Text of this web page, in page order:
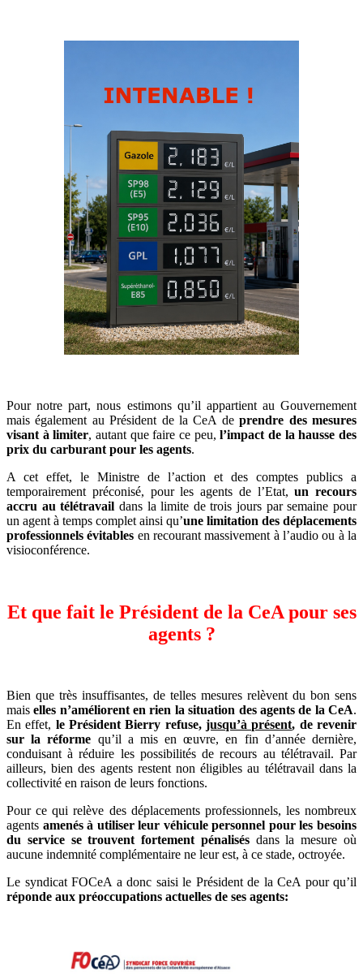
Pour notre part, nous estimons qu’il appartient au Gouvernement
mais également au Président de la CeA deprendre des mesures
visant à limiter, autant que faire ce peu,l’impact de la hausse des
prix du carburant pour les agents.
A cet effet, le Ministre de l’action et des comptes publics a
temporairement préconisé, pour les agents de l’Etat,un recours
accru au télétravail dans la limite de trois jours par semaine pour
un agent à temps complet ainsi qu’une limitation des déplacements
professionnels évitables en recourant massivement à l’audio ou à la
visioconférence.
Et que fait le Président de la CeA pour ses
agents ?
Bien que très insuffisantes, de telles mesures relèvent du bon sens
maiselles n’améliorent en rien la situation des agents de la CeA.
En effet, le Président Bierry refuse,jusqu’à présent, de revenir
sur la réforme qu’il a mis en œuvre, en fin d’année dernière,
conduisant à réduire les possibilités de recours au télétravail. Par
ailleurs, bien des agents restent non éligibles au télétravail dans la
collectivité en raison de leurs fonctions.
Pour ce qui relève des déplacements professionnels, les nombreux
agents amenés à utiliser leur véhicule personnel pour les besoins
du service se trouvent fortement pénalisésdans la mesure où
aucune indemnité complémentaire ne leur est, à ce stade, octroyée.
Le syndicat FOCeA a donc saisi le Président de la CeA pour qu’il
réponde aux préoccupations actuelles de ses agents: